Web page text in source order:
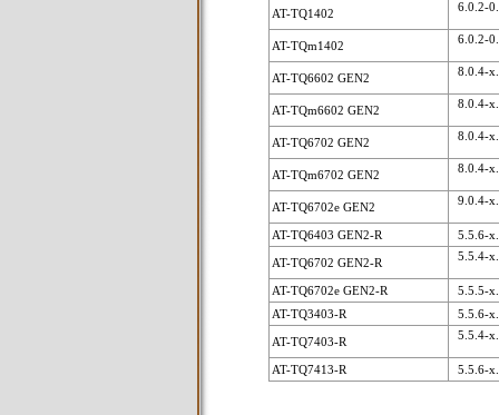
AT-TQ1402 6.0.2-
AT-TQm1402 6.0.2-
AT-TQ6602 GEN2 8.0.4-
AT-TQm6602 GEN2 8.0.4-
AT-TQ6702 GEN2 8.0.4-
AT-TQm6702 GEN2 8.0.4-
AT-TQ6702e GEN2 9.0.4-
AT-TQ6403 GEN2-R 5.5.6-
AT-TQ6702 GEN2-R 5.5.4-
AT-TQ6702e GEN2-R
5.5.5-
AT-TQ3403-R
5.5.6-
AT-TQ7403-R 5.5.4-
AT-TQ7413-R 5.5.6-